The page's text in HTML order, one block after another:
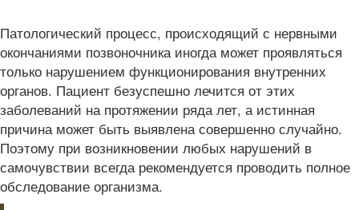
Патологический процесс, происходящий с нервными
окончаниями позвоночника иногда может проявляться
только нарушением функционирования внутренних
органов. Пациент безуспешно лечится от этих
заболеваний на протяжении ряда лет, а истинная
причина может быть выявлена совершенно случайно.
Поэтому при возникновении любых нарушений в
самочувствии всегда рекомендуется проводить полное
обследование организма.